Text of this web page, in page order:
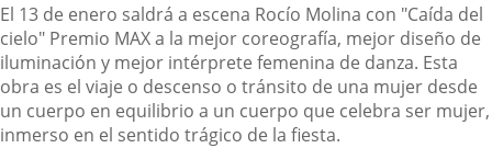
El 13 de enero saldrá a escena Rocío Molina con "Caída del
cielo" Premio MAX a la mejor coreografía, mejor diseño de
iluminación y mejor intérprete femenina de danza. Esta
obra es el viaje o descenso o tránsito de una mujer desde
un cuerpo en equilibrio a un cuerpo que celebra ser mujer,
inmerso en el sentido trágico de la fiesta.